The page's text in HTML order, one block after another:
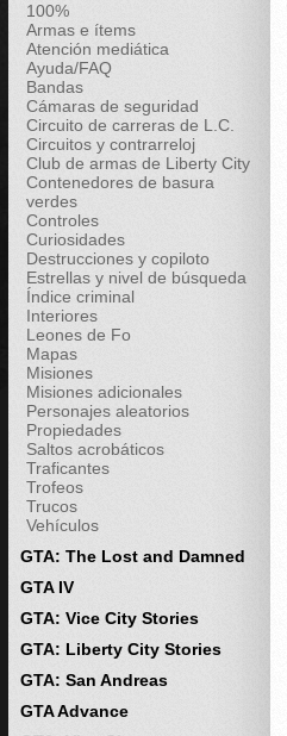
100%
Armas e ítems
Atención mediática
Ayuda/FAQ
Bandas
Cámaras de seguridad
Circuito de carreras de L.C.
Circuitos y contrarreloj
Club de armas de Liberty City
Contenedores de basura
verdes
Controles
Curiosidades
Destrucciones y copiloto
Estrellas y nivel de búsqueda
Índice criminal
Interiores
Leones de Fo
Mapas
Misiones
Misiones adicionales
Personajes aleatorios
Propiedades
Saltos acrobáticos
Traficantes
Trofeos
Trucos
Vehículos
GTA: The Lost and Damned
GTA IV
GTA: Vice City Stories
GTA: Liberty City Stories
GTA: San Andreas
GTA Advance